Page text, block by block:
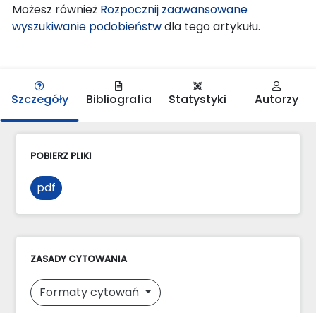
Możesz również Rozpocznij zaawansowane
wyszukiwanie podobieństwdla tego artykułu.
Szczegóły Bibliografia Statystyki Autorzy
POBIERZ PLIKI
pdf
ZASADY CYTOWANIA
Formaty cytowań